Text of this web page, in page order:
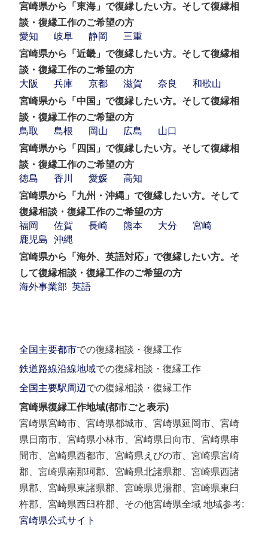
宮崎県から「東海」で復縁したい方。そして復縁相
談・復縁工作のご希望の方
愛知
岐阜 静岡
三重
宮崎県から「近畿」で復縁したい方。そして復縁相
談・復縁工作のご希望の方
大阪
兵庫 京都 滋賀 奈良
和歌山
宮崎県から「中国」で復縁したい方。そして復縁相
談・復縁工作のご希望の方
鳥取
島根 岡山 広島
山口
宮崎県から「四国」で復縁したい方。そして復縁相
談・復縁工作のご希望の方
徳島
香川 愛媛
高知
宮崎県から「九州・沖縄」で復縁したい方。そして
復縁相談・復縁工作のご希望の方
福岡
佐賀 長崎 熊本 大分
宮崎
鹿児島
沖縄
宮崎県から「海外、英語対応」で復縁したい方。そ
して復縁相談・復縁工作のご希望の方
海外事業部 英語
全国主要都市での復縁相談・復縁工作
鉄道路線沿線地域での復縁相談・復縁工作
全国主要駅周辺 での復縁相談・復縁工作
宮崎県復縁工作地域(都市ごと表示)
宮崎県宮崎市、宮崎県都城市、宮崎県延岡市、宮崎
県日南市、宮崎県小林市、宮崎県日向市、宮崎県串
間市、宮崎県西都市、宮崎県えびの市、宮崎県宮崎
郡、宮崎県南那珂郡、宮崎県北諸県郡、宮崎県西諸
県郡、宮崎県東諸県郡、宮崎県児湯郡、宮崎県東臼
杵郡、宮崎県西臼杵郡、その他宮崎県全域 地域参考:
宮崎県公式サイト